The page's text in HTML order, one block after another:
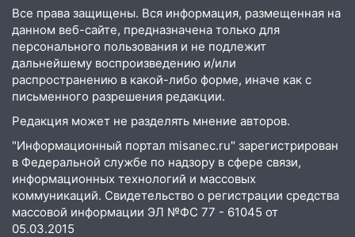
11:12 Соцсети: на Рябикова автомобиль
врезался в забор
10:27 Где есть бензин в Ульяновске
днем 6 августа: список АЗС
10:16 Внимание! В Ульяновской области
объявлена ракетная опасность
10:00 В Старомайнском районе утонул
51-летний мужчина
09:50 В Ульяновске черный коршун
застрял в тепловозе
Все права защищены. Вся информация, размещенная на
данном веб-сайте, предназначена только для
персонального пользования и не подлежит
дальнейшему воспроизведению и/или
распространению в какой-либо форме, иначе как с
письменного разрешения редакции.
Редакция может не разделять мнение авторов.
"Информационный портал misanec.ru" зарегистрирован
в Федеральной службе по надзору в сфере связи,
информационных технологий и массовых
коммуникаций. Свидетельство о регистрации средства
массовой информации ЭЛ №ФС 77 - 61045 от
05.03.2015